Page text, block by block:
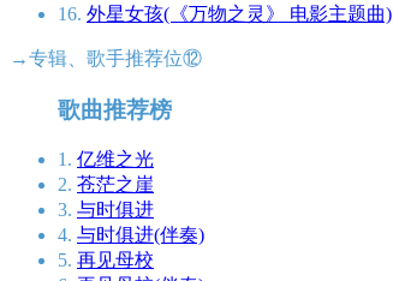
16. 外星女孩(《万物之灵》 电影主题曲)
→专辑、歌手推荐位⑫
歌曲推荐榜
1. 亿维之光
2. 苍茫之崖
3. 与时俱进
4. 与时俱进(伴奏)
5. 再见母校